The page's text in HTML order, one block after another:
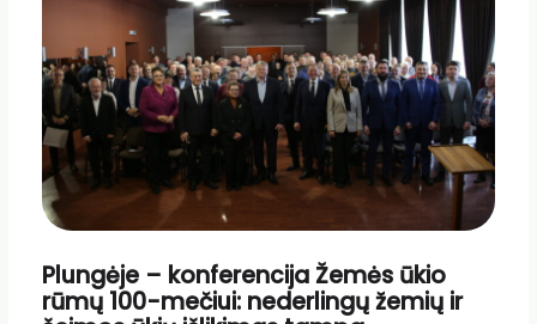
Plungėje – konferencija Žemės ūkio
rūmų 100-mečiui: nederlingų žemių ir